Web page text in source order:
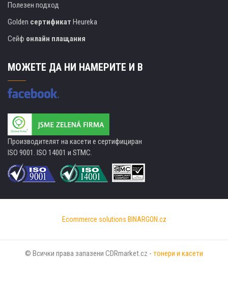
Полезен подход
Golden сертификат Heureka
Сейф онлайн плащания
МОЖЕТЕ ДА НИ НАМЕРИТЕ И В
Производителят на касети е сертифициран
ISO 9001. ISO 14001 и STMC.
Ecommerce solutions BINARGON.cz
© Всички права запазени CDRmarket.cz - тонери и касети